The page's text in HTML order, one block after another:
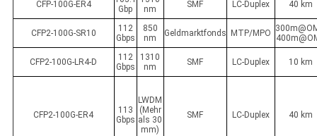
CFP-100G-ER4
Gbp
nm
SMF LC-Duplex 40 km
CFP2-100G-SR10
112
Gbps
850
nm
Geldmarktfonds MTP/MPO
CFP2-100G-LR4-D
112
Gbps
1310
nm
SMF LC-Duplex 10 km
CFP2-100G-ER4
113
Gbps
LWDM
(Mehr
als 30
mm)
SMF LC-Duplex 40 km